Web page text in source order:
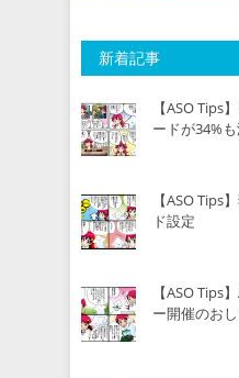
新着記事
【ASO Tips
ードが34%
【ASO Tips
ド設定
【ASO
ー開催のお